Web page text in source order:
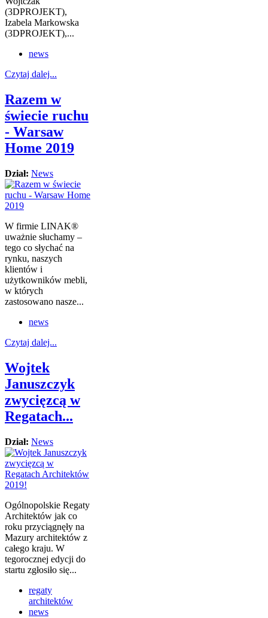
(3DPROJEKT),
Izabela Markowska
(3DPROJEKT),...
news
Czytaj dalej...
Razem w
świecie ruchu
- Warsaw
Home 2019
Dział: News
W firmie LINAK®
uważnie słuchamy –
tego co słychać na
rynku, naszych
klientów i
użytkowników mebli,
w których
zastosowano nasze...
news
Czytaj dalej...
Wojtek
Januszczyk
zwycięzcą w
Regatach...
Dział: News
Ogólnopolskie Regaty
Architektów jak co
roku przyciągnęły na
Mazury architektów z
całego kraju. W
tegorocznej edycji do
startu zgłosiło się...
regaty
architektów
news